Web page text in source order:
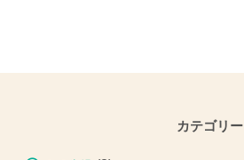
カテゴリー